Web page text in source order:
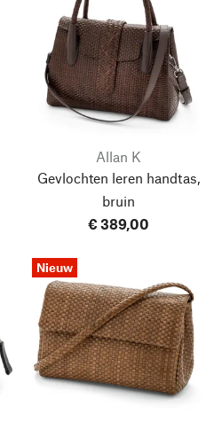
Allan K
Gevlochten leren handtas,
bruin
€ 389,00
Nieuw